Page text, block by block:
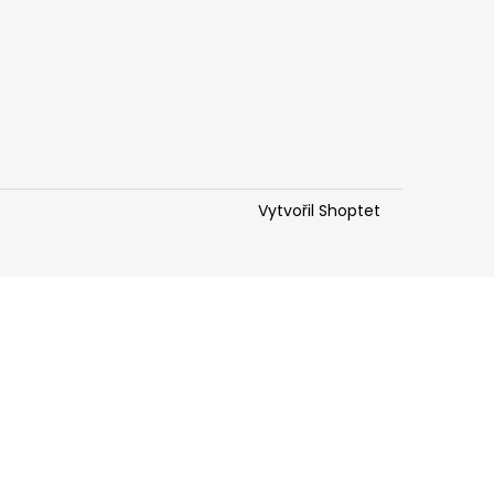
Vytvořil Shoptet